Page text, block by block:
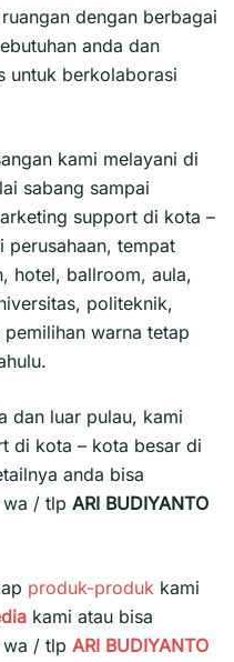
dengan berbagai
anda dan
untuk berkolaborasi
kami melayani di
sabang sampai
support di kota –
perusahaan, tempat
hotel, ballroom, aula,
politeknik,
warna tetap
dan luar pulau, kami
di kota – kota besar di
anda bisa
wa / tlp ARI BUDIYANTO
produk-produk kami
kami atau bisa
wa / tlp ARI BUDIYANTO